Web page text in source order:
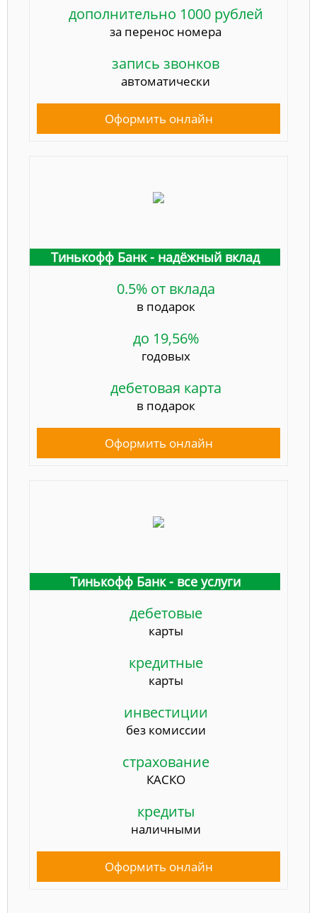
дополнительно 1000 рублей
за перенос номера
запись звонков
автоматически
Оформить онлайн
Тинькофф Банк - надёжный вклад
0.5% от вклада
в подарок
до 19,56%
годовых
дебетовая карта
в подарок
Оформить онлайн
Тинькофф Банк - все услуги
дебетовые
карты
кредитные
карты
инвестиции
без комиссии
страхование
КАСКО
кредиты
наличными
Оформить онлайн